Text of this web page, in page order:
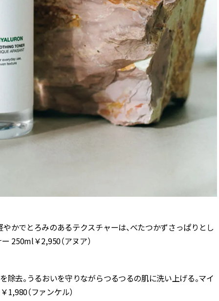
かでとろみのあるテクスチャーは、べたつかずさっぱりとし
250ml￥2,950（アヌア）
除去。うるおいを守りながらつるつるの肌に洗い上げる。マイ
（ファンケル）